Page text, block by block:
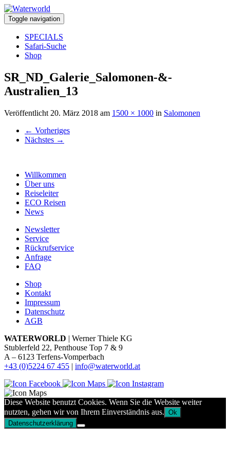
Toggle navigation
SPECIALS
Safari-Suche
Shop
SR_ND_Galerie_Salomonen-&-
Australien_13
Veröffentlicht 20. März 2018 am 1500 × 1000 in Salomonen
← Vorheriges
Nächstes →
Willkommen
Über uns
Reiseleiter
ECO Reisen
News
Newsletter
Service
Rückrufservice
Anfrage
FAQ
Shop
Kontakt
Impressum
Datenschutz
AGB
WATERWORLD | Werner Thiele KG
Stublerfeld 22, Penthouse Top 7 & 9
A – 6123 Terfens-Vomperbach
+43 (0)5224 67 455 | info@waterworld.at
Diese Website benutzt Cookies. Wenn Sie die Website weiter
nutzten, gehen wir von Ihrem Einverständnis aus. Ok
Datenschutzerklärung